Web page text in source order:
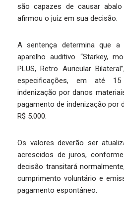
são capazes de causar abalo
afirmou o juiz em sua decisão.
A sentença determina que a
aparelho auditivo “Starkey,
PLUS, Retro Auricular
especificações, em até
indenização por danos
pagamento de indenização por
R$ 5.000.
Os valores deverão ser
acrescidos de juros,
decisão transitará
cumprimento voluntário e
pagamento espontâneo.